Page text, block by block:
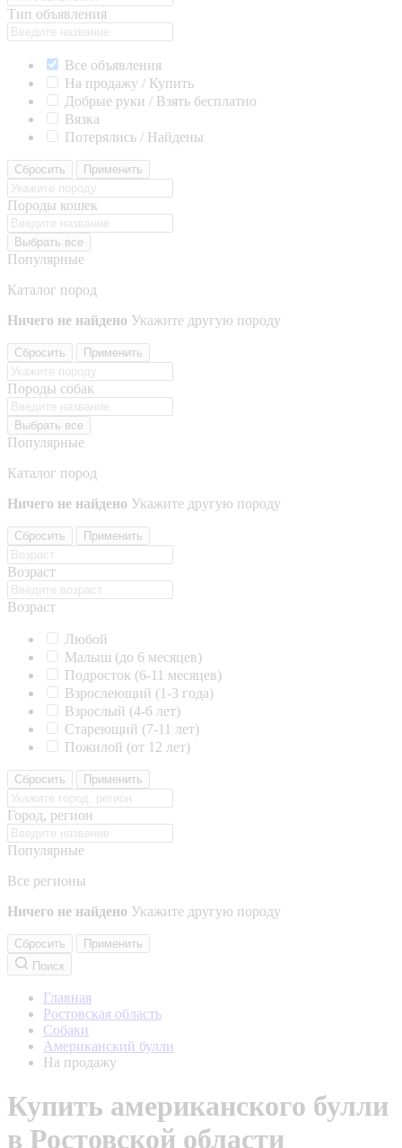
Тип объявления
Все объявления
На продажу / Купить
Добрые руки / Взять бесплатно
Вязка
Потерялись / Найдены
Сбросить Применить
Породы кошек
Выбрать все
Популярные
Каталог пород
Ничего не найдено Укажите другую породу
Сбросить Применить
Породы собак
Выбрать все
Популярные
Каталог пород
Ничего не найдено Укажите другую породу
Сбросить Применить
Возраст
Возраст
Любой
Малыш (до 6 месяцев)
Подросток (6-11 месяцев)
Взрослеющий (1-3 года)
Взрослый (4-6 лет)
Стареющий (7-11 лет)
Пожилой (от 12 лет)
Сбросить Применить
Город, регион
Популярные
Все регионы
Ничего не найдено Укажите другую породу
Сбросить
Применить
Поиск
Главная
Ростовская область
Собаки
Американский булли
На продажу
Купить американского булли
в Ростовской области